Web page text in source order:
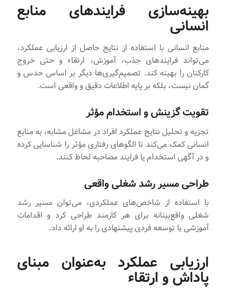
بهینه‌سازی فرایندهای منابع
انسانی
منابع انسانی با استفاده از نتایج حاصل از ارزیابی عملکرد،
می‌تواند فرایندهای جذب، آموزش، ارتقاء و حتی خروج
کارکنان را بهینه کند. تصمیم‌گیری‌ها دیگر بر اساس حدس و
گمان نیست، بلکه بر پایه اطلاعات دقیق و واقعی است.
تقویت گزینش و استخدام مؤثر
تجزیه و تحلیل نتایج عملکرد افراد در مشاغل مشابه، به منابع
انسانی کمک می‌کند تا الگوهای رفتاری مؤثر را شناسایی کرده
و در آگهی استخدام یا فرایند مصاحبه لحاظ کنند.
طراحی مسیر رشد شغلی واقعی
با استفاده از شاخص‌های عملکردی، می‌توان مسیر رشد
شغلی واقع‌بینانه برای هر کارمند طراحی کرد و اقدامات
آموزشی یا توسعه فردی پیشنهادی را به او ارائه داد.
ارزیابی عملکرد به‌عنوان مبنای
پاداش و ارتقاء